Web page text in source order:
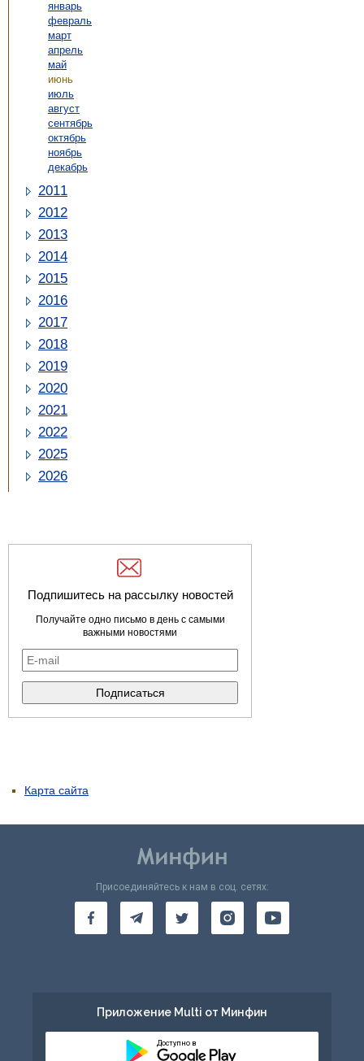
январь
февраль
март
апрель
май
июнь
июль
август
сентябрь
октябрь
ноябрь
декабрь
2011
2012
2013
2014
2015
2016
2017
2018
2019
2020
2021
2022
2025
2026
Подпишитесь на рассылку новостей
Получайте одно письмо в день с самыми
важными новостями
Карта сайта
Присоединяйтесь к нам в соц. сетях:
Приложение Multi от Минфин
Доступно в